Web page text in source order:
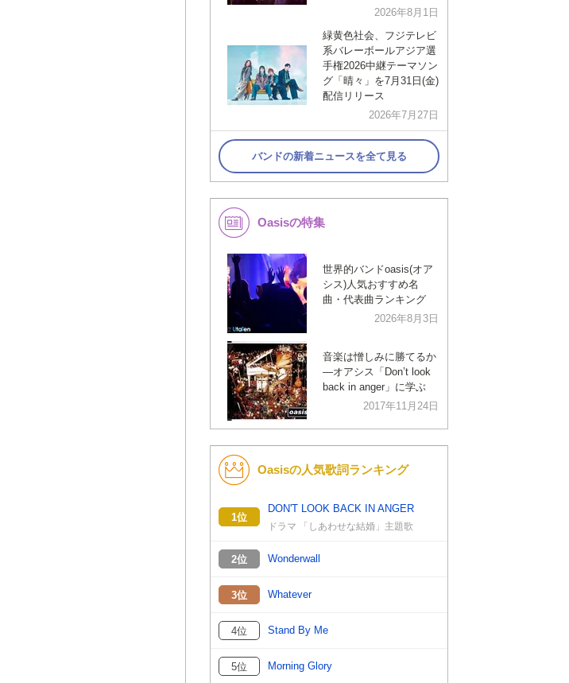
2026年8月1日
緑黄色社会、フジテレビ
系バレーボールアジア選
手権2026中継テーマソン
グ「晴々」を7月31日(金)
配信リリース
2026年7月27日
バンドの新着ニュースを全て見る
Oasisの特集
世界的バンドoasis(オア
シス)人気おすすめ名
曲・代表曲ランキング
2026年8月3日
音楽は憎しみに勝てるか
―オアシス「Don’t look
back in anger」に学ぶ
2017年11月24日
Oasisの人気歌詞ランキング
1位
DON'T LOOK BACK IN ANGER
ドラマ 「しあわせな結婚」主題歌
2位 Wonderwall
3位 Whatever
4位 Stand By Me
5位 Morning Glory